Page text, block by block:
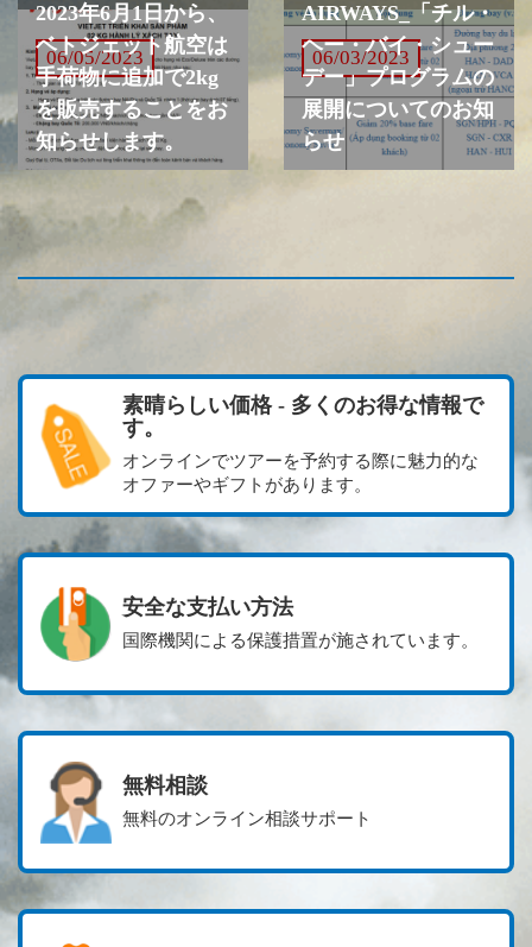
2023年6月1日から、
ベトジェット航空は
手荷物に追加で2kg
を販売することをお
知らせします。
06/05/2023
AIRWAYS_「チル・
ヘー・バイ・シュー
デー」プログラムの
展開についてのお知
らせ
06/03/2023
素晴らしい価格 - 多くのお得な情報で
す。
オンラインでツアーを予約する際に魅力的な
オファーやギフトがあります。
安全な支払い方法
国際機関による保護措置が施されています。
無料相談
無料のオンライン相談サポート